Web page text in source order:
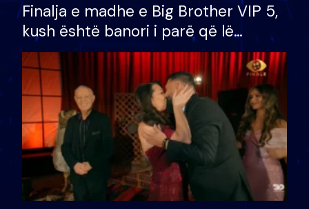
Finalja e madhe e Big Brother VIP 5,
kush është banori i parë që lë
shtëpinë dhe humb mundësinë për
të fituar çmimin e madh